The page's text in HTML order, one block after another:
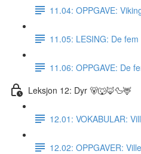
11.04: OPPGAVE:
11.05: LESING: De
11.06: OPPGAVE: De
Leksjon 12: Dyr 🐻🐺🦊🦆🦌
12.01: VOKABULAR:
12.02: OPPGAVER: